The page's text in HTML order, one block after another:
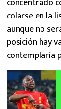
colarse en la
aunque no
posición hay
contemplaría